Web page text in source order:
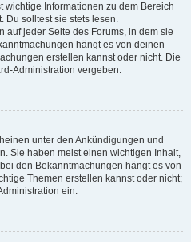
wichtige Informationen zu dem Bereich
Du solltest sie stets lesen.
auf jeder Seite des Forums, in dem sie
hängt es von deinen
erstellen kannst oder nicht. Die
Administration vergeben.
unter den Ankündigungen und
Sie haben meist einen wichtigen Inhalt,
den Bekanntmachungen hängt es von
Themen erstellen kannst oder nicht;
ein.